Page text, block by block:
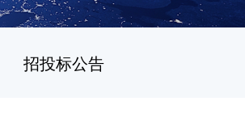
招投标公告